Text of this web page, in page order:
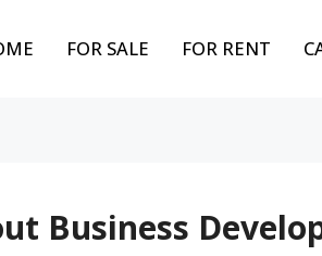
FOR SALE FOR RENT
Business